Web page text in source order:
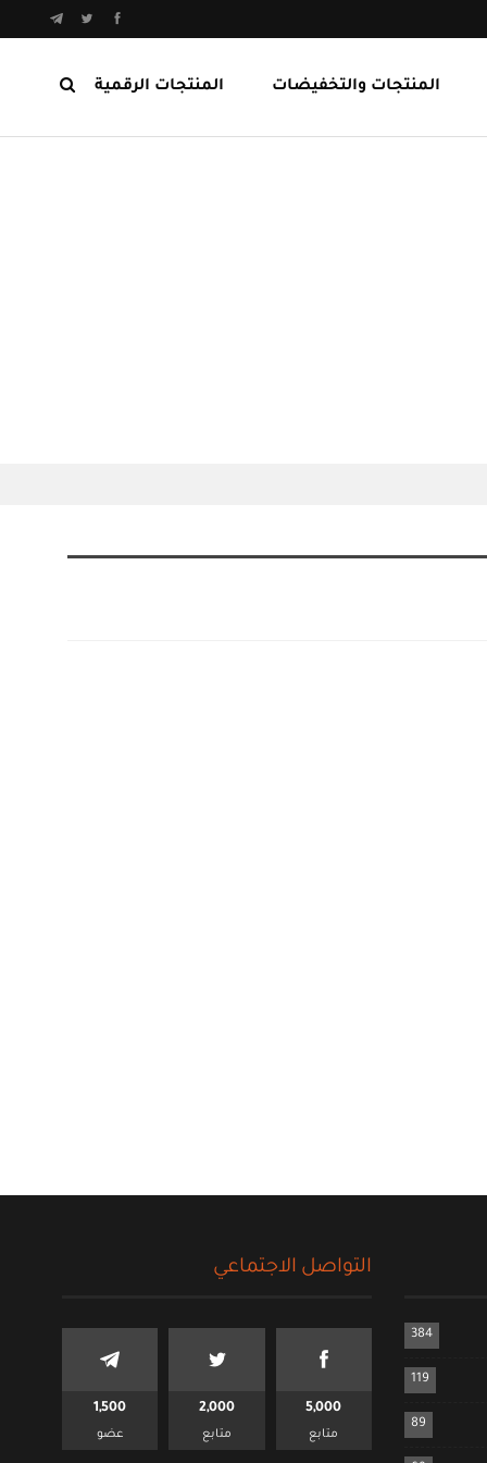
المنتجات الرقمية المنتجات والتخفيضات
384
119
89
التواصل الاجتماعي
5,000
متابع
2,000
متابع
1,500
عضو